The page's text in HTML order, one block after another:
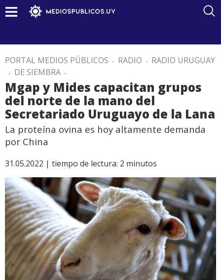
PORTAL MEDIOS PÚBLICOS . RADIO . RADIO URUGUAY
. DE SIEMBRA .
Mgap y Mides capacitan grupos
del norte de la mano del
Secretariado Uruguayo de la Lana
La proteína ovina es hoy altamente demanda
por China
31.05.2022 | tiempo de lectura: 2 minutos